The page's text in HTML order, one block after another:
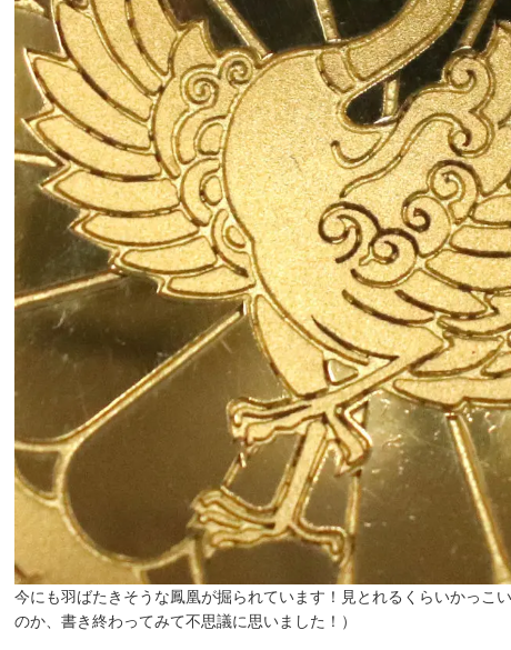
今にも羽ばたきそうな鳳凰が掘られています！見とれるくらいかっこ
のか、書き終わってみて不思議に思いました！）